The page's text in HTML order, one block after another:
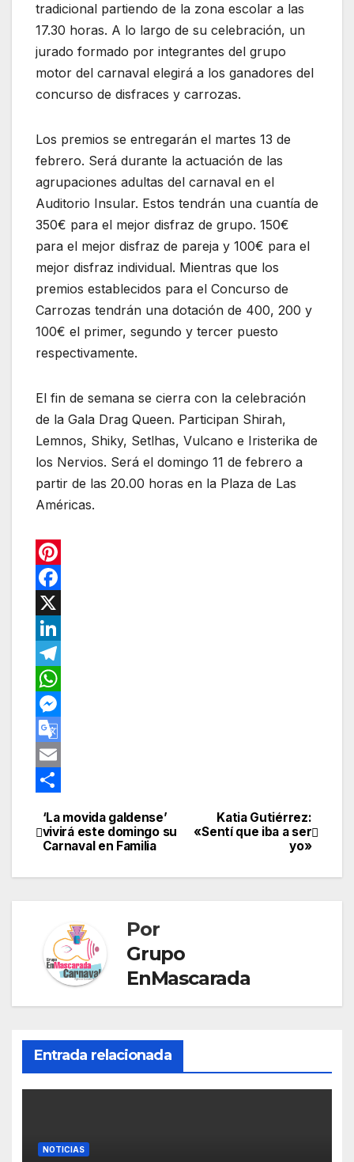
tradicional partiendo de la zona escolar a las
17.30 horas. A lo largo de su celebración, un
jurado formado por integrantes del grupo
motor del carnaval elegirá a los ganadores del
concurso de disfraces y carrozas.
Los premios se entregarán el martes 13 de
febrero. Será durante la actuación de las
agrupaciones adultas del carnaval en el
Auditorio Insular. Estos tendrán una cuantía de
350€ para el mejor disfraz de grupo. 150€
para el mejor disfraz de pareja y 100€ para el
mejor disfraz individual. Mientras que los
premios establecidos para el Concurso de
Carrozas tendrán una dotación de 400, 200 y
100€ el primer, segundo y tercer puesto
respectivamente.
El fin de semana se cierra con la celebración
de la Gala Drag Queen. Participan Shirah,
Lemnos, Shiky, Setlhas, Vulcano e Iristerika de
los Nervios. Será el domingo 11 de febrero a
partir de las 20.00 horas en la Plaza de Las
Américas.
P
n
e
r
e
s
F
a
c
e
b
o
o
k
X
L
n
k
e
d
n
T
e
e
g
a
W
h
a
A
p
M
e
s
e
g
G
o
g
e
s
a
E
a
l
o
p
r
Navegación
de
Katia Gutiérrez:
«Sentí que iba a ser
yo»
‘La movida galdense’
vivirá este domingo su
Carnaval en Familia
Por
Grupo
EnMascarada
Entrada relacionada
NOTICIAS